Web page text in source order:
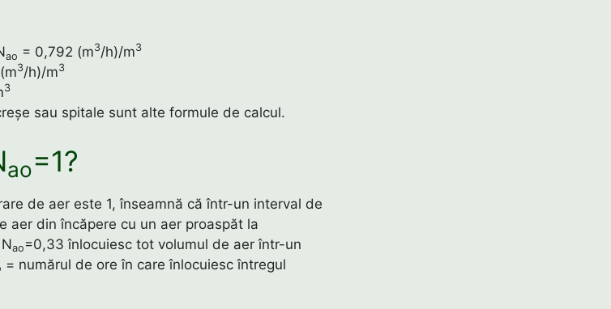
ao = 0,792 (m3/h)/m3
3/h)/m3
3
sau spitale sunt alte formule de calcul.
ao=1?
de aer este 1, înseamnă că într-un interval de
aer din încăpere cu un aer proaspăt la
ao=0,33 înlocuiesc tot volumul de aer într-un
= numărul de ore în care înlocuiesc întregul